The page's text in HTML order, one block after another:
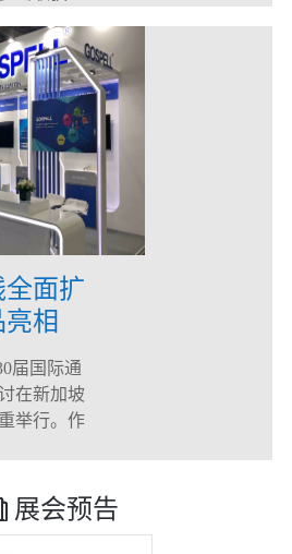
面扩
相
届国际通
在新加坡
举行。作
展会预告